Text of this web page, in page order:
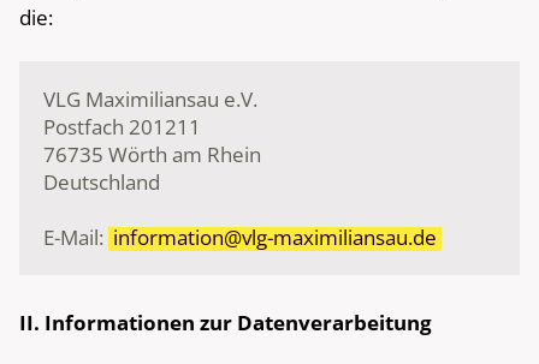
die:
VLG Maximiliansau e.V.
Postfach 201211
76735 Wörth am Rhein
Deutschland
E-Mail: information@vlg-maximiliansau.de
II. Informationen zur Datenverarbeitung